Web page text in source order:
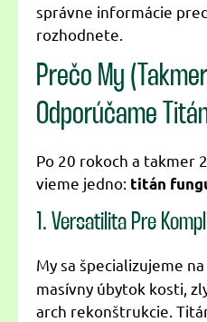
správne informácie
rozhodnete.
Prečo My
Odporúčame
Po 20 rokoch a takmer
vieme jedno: titán
1. Versatilita Pre
My sa špecializujeme na
masívny úbytok kosti,
arch rekonštrukcie.